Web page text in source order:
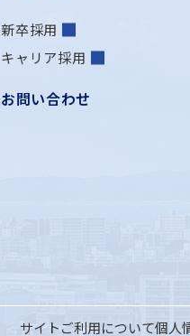
新卒採用
キャリア採用
お問い合わせ
サイトご利用について個人